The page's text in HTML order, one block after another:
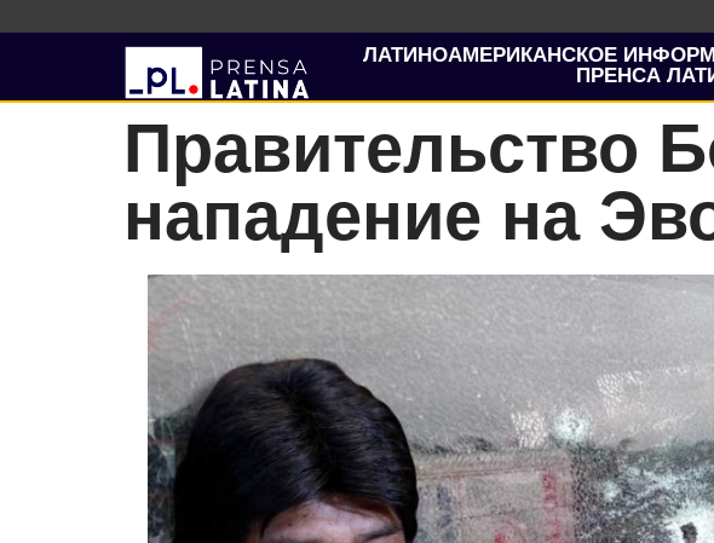
ЛАТИНОАМЕРИКАНСКОЕ
ПРЕНСА
Правительство
нападение на